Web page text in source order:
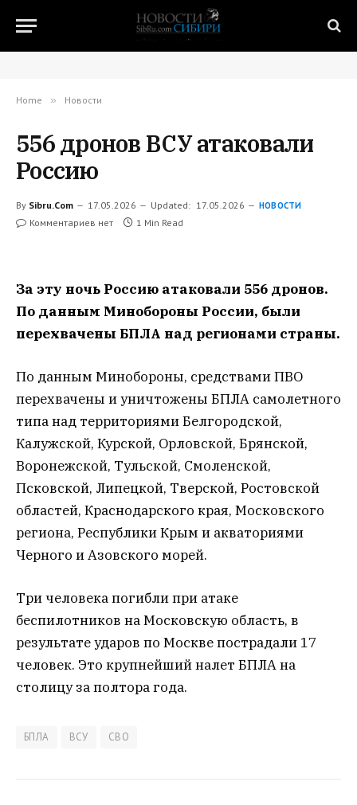
Home » Новости
556 дронов ВСУ атаковали
Россию
By Sibru.Com 17.05.2026 Updated: 17.05.2026 НОВОСТИ
Комментариев нет 1 Min Read
За эту ночь Россию атаковали 556 дронов.
По данным Минобороны России, были
перехвачены БПЛА над регионами страны.
По данным Минобороны, средствами ПВО
перехвачены и уничтожены БПЛА самолетного
типа над территориями Белгородской,
Калужской, Курской, Орловской, Брянской,
Воронежской, Тульской, Смоленской,
Псковской, Липецкой, Тверской, Ростовской
областей, Краснодарского края, Московского
региона, Республики Крым и акваториями
Черного и Азовского морей.
Три человека погибли при атаке
беспилотников на Московскую область, в
результате ударов по Москве пострадали 17
человек. Это крупнейший налет БПЛА на
столицуза полтора года.
БПЛА ВСУ СВО